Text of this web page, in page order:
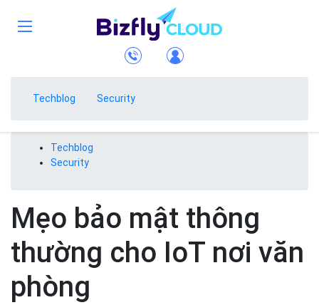
Techblog Security
Techblog
Security
Mẹo bảo mật thông
thường cho IoT nơi văn
phòng